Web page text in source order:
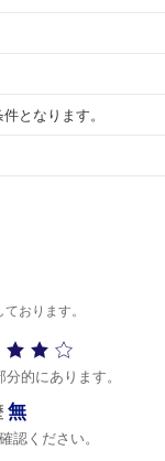
となります。
おります。
的にあります。
無
認ください。